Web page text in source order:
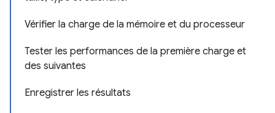
Vérifier la charge de la mémoire et du processeur
Tester les performances de la première charge et
des suivantes
Enregistrer les résultats